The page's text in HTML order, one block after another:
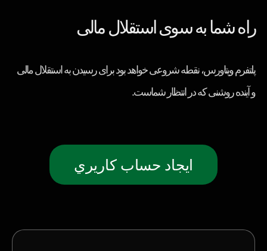
راه شما به سوی استقلال مالی
پلتفرم ویتاورس، نقطه شروعی خواهد بود برای رسیدن به استقلال مالی
و آینده روشنی که در انتظار شماست.
ايجاد حساب كاريري